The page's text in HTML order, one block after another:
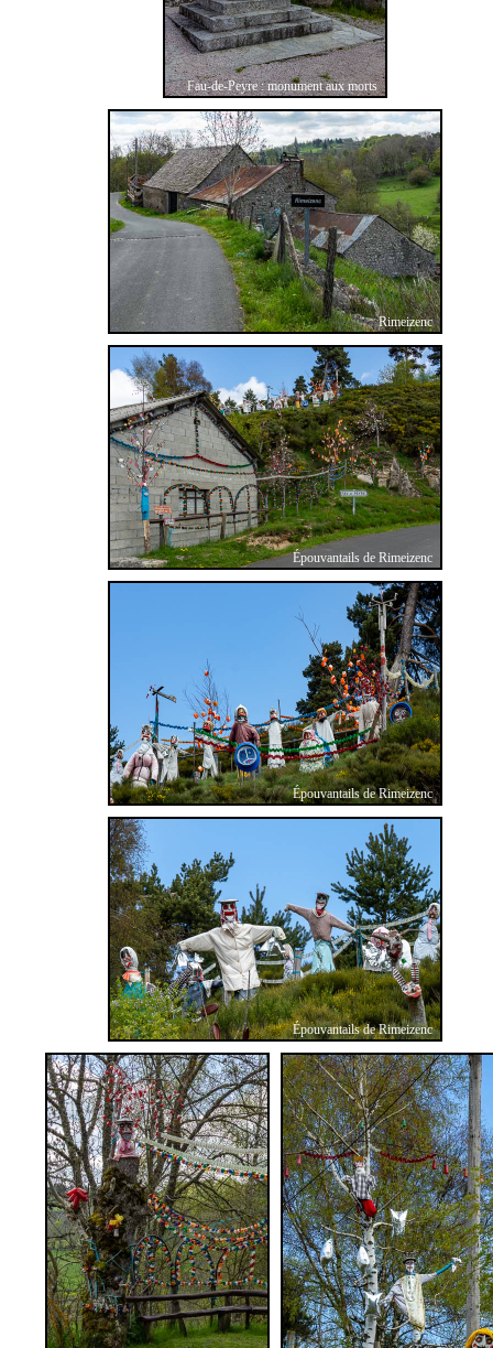
Fau-de-Peyre : monument aux morts
Rimeizenc
Épouvantails de Rimeizenc
Épouvantails de Rimeizenc
Épouvantails de Rimeizenc